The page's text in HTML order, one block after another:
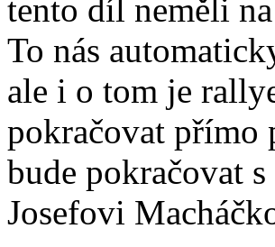
tento díl neměli
To nás
ale i o tom je
pokračovat přímo
bude pokračovat
Josefovi